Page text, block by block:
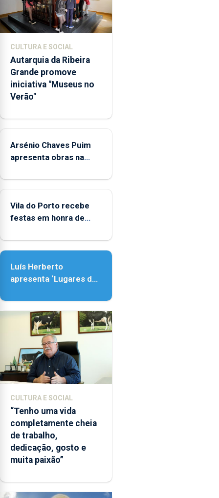
através
da
promoção
competências
pessoais,
emocionais
e
sociais
das
CULTURA E SOCIAL
Autarquia da Ribeira
Grande promove
iniciativa "Museus no
Verão"
Arsénio Chaves Puim
apresenta obras na
Porto
Vila do Porto recebe
festas em honra de
Assunção
Luís Herberto
apresenta ‘Lugares da
CULTURA E SOCIAL
“Tenho uma vida
completamente cheia
de trabalho,
dedicação, gosto e
muita paixão”